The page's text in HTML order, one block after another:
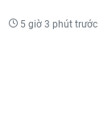
5 giờ 3 phút trước